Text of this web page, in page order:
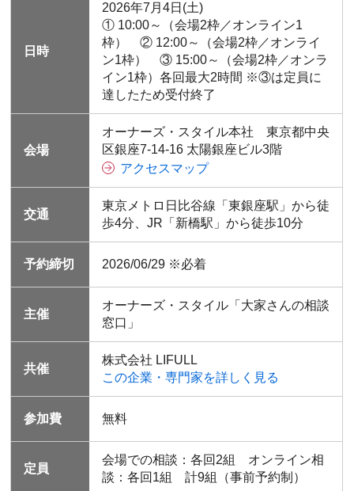
日時
2026年7月4日(土)
① 10:00～（会場2枠／オンライン1
枠） ② 12:00～（会場2枠／オンライ
ン1枠） ③ 15:00～（会場2枠／オンラ
イン1枠）各回最大2時間 ※③は定員に
達したため受付終了
会場
オーナーズ・スタイル本社 東京都中央
区銀座7-14-16 太陽銀座ビル3階
アクセスマップ
交通
東京メトロ日比谷線「東銀座駅」から徒
歩4分、JR「新橋駅」から徒歩10分
予約締切 2026/06/29 ※必着
主催
オーナーズ・スタイル「大家さんの相談
窓口」
共催
株式会社 LIFULL
この企業・専門家を詳しく見る
参加費 無料
定員
会場での相談：各回2組 オンライン相
談：各回1組 計9組（事前予約制）